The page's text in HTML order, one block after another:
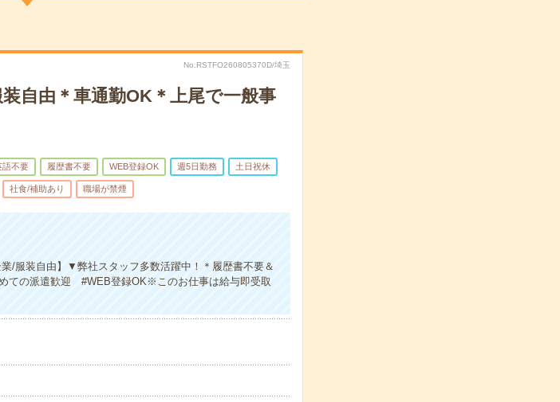
No.RSTFO260805370D/埼玉
自由＊車通勤OK＊上尾で一般事
語不要 履歴書不要 WEB登録OK 週5日勤務 土日祝休
社食/補助あり 職場が禁煙
/服装自由】▼弊社スタッフ多数活躍中！＊履歴書不要＆
ての派遣歓迎 #WEB登録OK※このお仕事は給与即受取